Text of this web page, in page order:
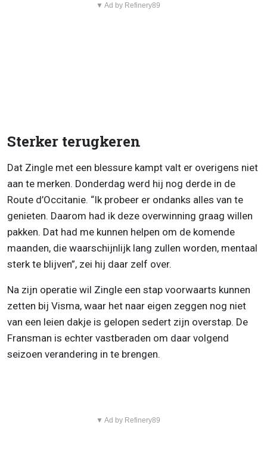
▼ Ad by Refinery89
Sterker terugkeren
Dat Zingle met een blessure kampt valt er overigens niet
aan te merken. Donderdag werd hij nog derde in de
Route d’Occitanie. “Ik probeer er ondanks alles van te
genieten. Daarom had ik deze overwinning graag willen
pakken. Dat had me kunnen helpen om de komende
maanden, die waarschijnlijk lang zullen worden, mentaal
sterk te blijven”, zei hij daar zelf over.
Na zijn operatie wil Zingle een stap voorwaarts kunnen
zetten bij Visma, waar het naar eigen zeggen nog niet
van een leien dakje is gelopen sedert zijn overstap. De
Fransman is echter vastberaden om daar volgend
seizoen verandering in te brengen.
▼ Ad by Refinery89